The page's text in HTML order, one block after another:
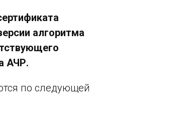
алгоритма
АЧР.
по следующей